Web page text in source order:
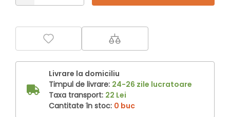
Livrare la domiciliu
Timpul de livrare: 24-26 zile lucratoare
Taxa transport: 22 Lei
Cantitate în stoc: 0 buc